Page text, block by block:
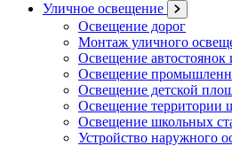
Уличное освещение
Освещение дорог
Монтаж уличного
Освещение автостоянок
Освещение
Освещение детской
Освещение территории
Освещение школьных
Устройство наружного